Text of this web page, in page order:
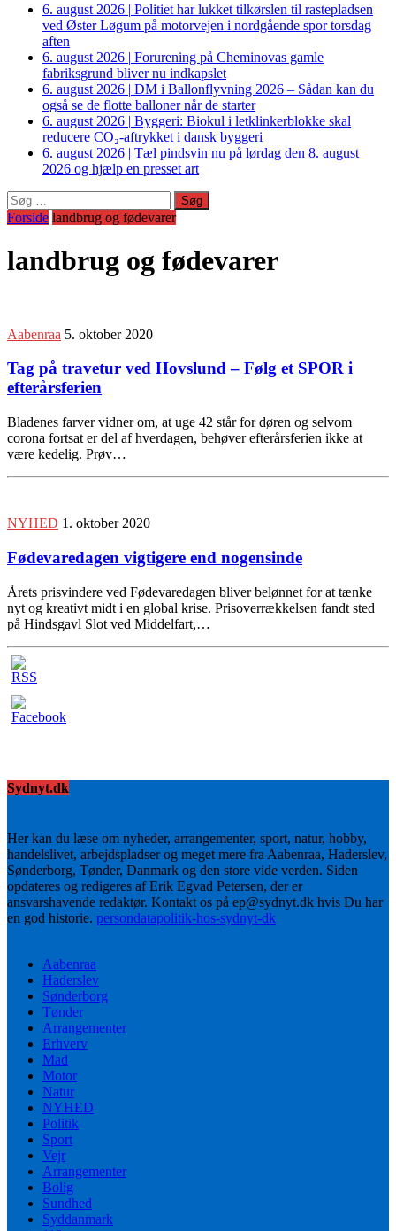
6. august 2026 | Politiet har lukket tilkørslen til rastepladsen
ved Øster Løgum på motorvejen i nordgående spor torsdag
aften
6. august 2026 | Forurening på Cheminovas gamle
fabriksgrund bliver nu indkapslet
6. august 2026 | DM i Ballonflyvning 2026 – Sådan kan du
også se de flotte balloner når de starter
6. august 2026 | Byggeri: Biokul i letklinkerblokke skal
reducere CO₂-aftrykket i dansk byggeri
6. august 2026 | Tæl pindsvin nu på lørdag den 8. august
2026 og hjælp en presset art
Søg
efter:
Forside landbrug og fødevarer
landbrug og fødevarer
Aabenraa 5. oktober 2020
Tag på travetur ved Hovslund – Følg et SPOR i
efterårsferien
Bladenes farver vidner om, at uge 42 står for døren og selvom
corona fortsat er del af hverdagen, behøver efterårsferien ikke at
være kedelig. Prøv…
NYHED 1. oktober 2020
Fødevaredagen vigtigere end nogensinde
Årets prisvindere ved Fødevaredagen bliver belønnet for at tænke
nyt og kreativt midt i en global krise. Prisoverrækkelsen fandt sted
på Hindsgavl Slot ved Middelfart,…
Sydnyt.dk
Her kan du læse om nyheder, arrangementer, sport, natur, hobby,
handelslivet, arbejdspladser og meget mere fra Aabenraa, Haderslev,
Sønderborg, Tønder, Danmark og den store vide verden. Siden
opdateres og redigeres af Erik Egvad Petersen, der er
ansvarshavende redaktør. Kontakt os på ep@sydnyt.dk hvis Du har
en god historie. persondatapolitik-hos-sydnyt-dk
Aabenraa
Haderslev
Sønderborg
Tønder
Arrangementer
Erhverv
Mad
Motor
Natur
NYHED
Politik
Sport
Vejr
Arrangementer
Bolig
Sundhed
Syddanmark